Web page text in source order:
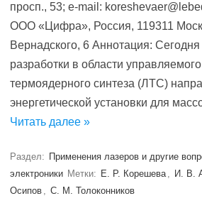
просп., 53; e-mail:
ООО «Цифра», Россия, 119311
Вернадского, 6 Аннотация:
разработки в области
термоядерного синтеза (ЛТС)
энергетической установки для
Читать далее »
Раздел: Применения лазеров и другие
электроники Метки: Е. Р. Корешева , И. В.
Осипов , С. М. Толоконников